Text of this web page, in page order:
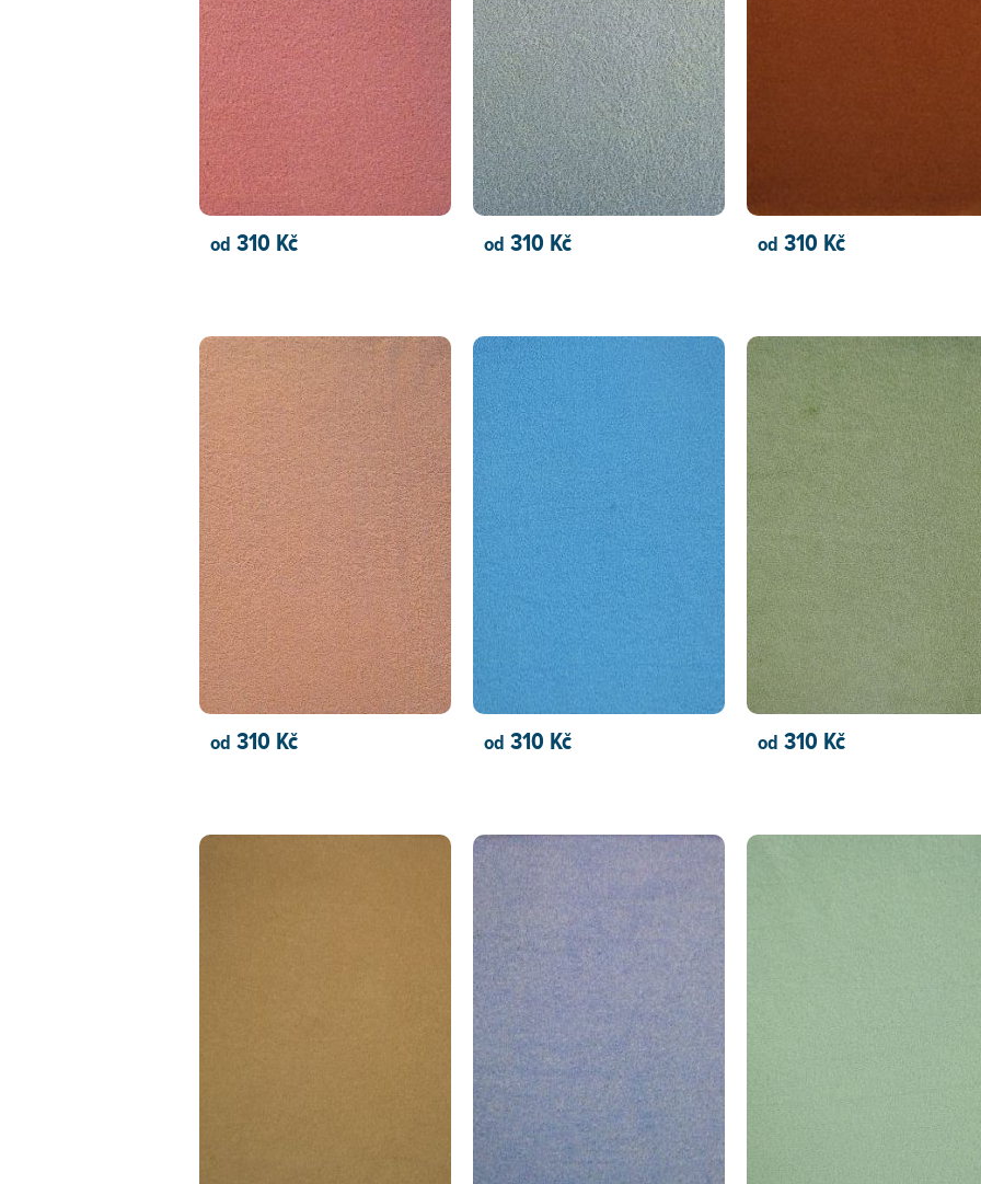
od 310 Kč od 310 Kč od 310 Kč
od 310 Kč od 310 Kč od 310 Kč